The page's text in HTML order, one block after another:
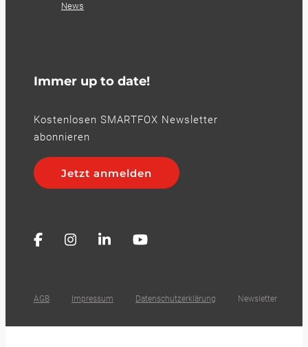
News
Immer up to date!
Kostenlosen SMARTFOX Newsletter
abonnieren
Jetzt anmelden
AGB Impressum Datenschutzerklärung Newsletter